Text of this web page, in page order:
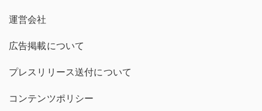
運営会社
広告掲載について
プレスリリース送付について
コンテンツポリシー